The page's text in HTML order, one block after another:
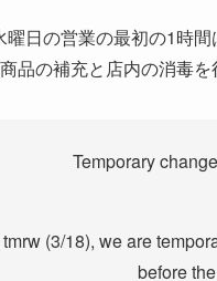
曜日の営業の最初の1時
品の補充と店内の消毒を
Temporary
(3/18), we are
before